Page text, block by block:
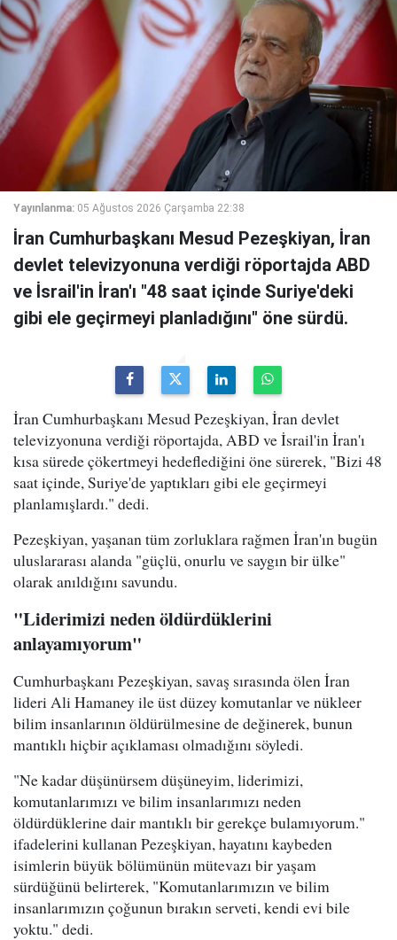
Yayınlanma: 05 Ağustos 2026 Çarşamba 22:38
İran Cumhurbaşkanı Mesud Pezeşkiyan, İran
devlet televizyonuna verdiği röportajda ABD
ve İsrail'in İran'ı "48 saat içinde Suriye'deki
gibi ele geçirmeyi planladığını" öne sürdü.
İran Cumhurbaşkanı Mesud Pezeşkiyan, İran devlet
televizyonuna verdiği röportajda, ABD ve İsrail'in İran'ı
kısa sürede çökertmeyi hedeflediğini öne sürerek, "Bizi 48
saat içinde, Suriye'de yaptıkları gibi ele geçirmeyi
planlamışlardı." dedi.
Pezeşkiyan, yaşanan tüm zorluklara rağmen İran'ın bugün
uluslararası alanda "güçlü, onurlu ve saygın bir ülke"
olarak anıldığını savundu.
"Liderimizi neden öldürdüklerini
anlayamıyorum"
Cumhurbaşkanı Pezeşkiyan, savaş sırasında ölen İran
lideri Ali Hamaney ile üst düzey komutanlar ve nükleer
bilim insanlarının öldürülmesine de değinerek, bunun
mantıklı hiçbir açıklaması olmadığını söyledi.
"Ne kadar düşünürsem düşüneyim, liderimizi,
komutanlarımızı ve bilim insanlarımızı neden
öldürdüklerine dair mantıklı bir gerekçe bulamıyorum."
ifadelerini kullanan Pezeşkiyan, hayatını kaybeden
isimlerin büyük bölümünün mütevazı bir yaşam
sürdüğünü belirterek, "Komutanlarımızın ve bilim
insanlarımızın çoğunun bırakın serveti, kendi evi bile
yoktu." dedi.